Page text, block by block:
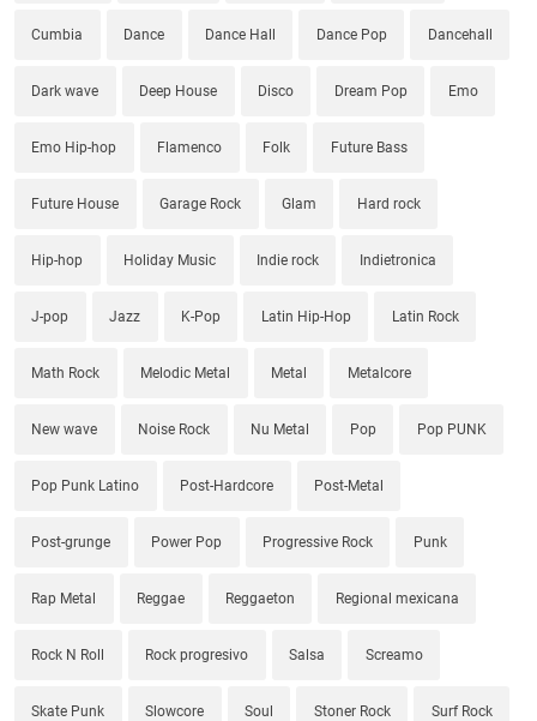
Cumbia Dance Dance Hall Dance Pop Dancehall
Dark wave Deep House Disco Dream Pop Emo
Emo Hip-hop Flamenco Folk Future Bass
Future House Garage Rock Glam Hard rock
Hip-hop Holiday Music Indie rock Indietronica
J-pop Jazz K-Pop Latin Hip-Hop Latin Rock
Math Rock Melodic Metal Metal Metalcore
New wave Noise Rock Nu Metal Pop Pop PUNK
Pop Punk Latino Post-Hardcore Post-Metal
Post-grunge Power Pop Progressive Rock Punk
Rap Metal Reggae Reggaeton Regional mexicana
Rock N Roll Rock progresivo Salsa Screamo
Skate Punk Slowcore Soul Stoner Rock Surf Rock